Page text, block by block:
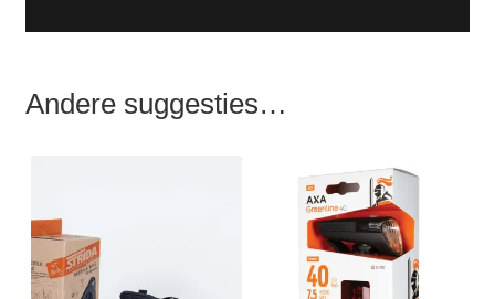
Andere suggesties…